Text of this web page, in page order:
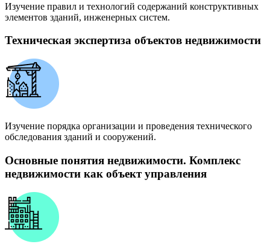
Изучение правил и технологий содержаний конструктивных
элементов зданий, инженерных систем.
Техническая экспертиза объектов недвижимости
Изучение порядка организации и проведения технического
обследования зданий и сооружений.
Основные понятия недвижимости. Комплекс
недвижимости как объект управления